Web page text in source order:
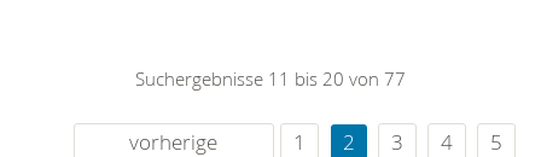
Suchergebnisse 11 bis 20 von 77
vorherige 1 2 3 4
5